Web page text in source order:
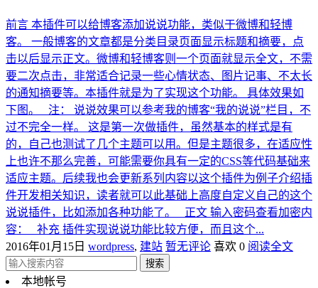
前言 本插件可以给博客添加说说功能，类似于微博和轻博
客。 一般博客的文章都是分类目录页面显示标题和摘要，点
击以后显示正文。微博和轻博客则一个页面就显示全文，不需
要二次点击，非常适合记录一些心情状态、图片记事、不太长
的通知摘要等。本插件就是为了实现这个功能。 具体效果如
下图。 注： 说说效果可以参考我的博客“我的说说”栏目，不
过不完全一样。 这是第一次做插件，虽然基本的样式是有
的，自己也测试了几个主题可以用。但是主题很多，在适应性
上也许不那么完善，可能需要你具有一定的CSS等代码基础来
适应主题。后续我也会更新系列内容以这个插件为例子介绍插
件开发相关知识，读者就可以此基础上高度自定义自己的这个
说说插件，比如添加各种功能了。 正文 输入密码查看加密内
容： 补充 插件实现说说功能比较方便，而且这个...
2016年01月15日 wordpress, 建站 暂无评论 喜欢 0 阅读全文
本地帐号